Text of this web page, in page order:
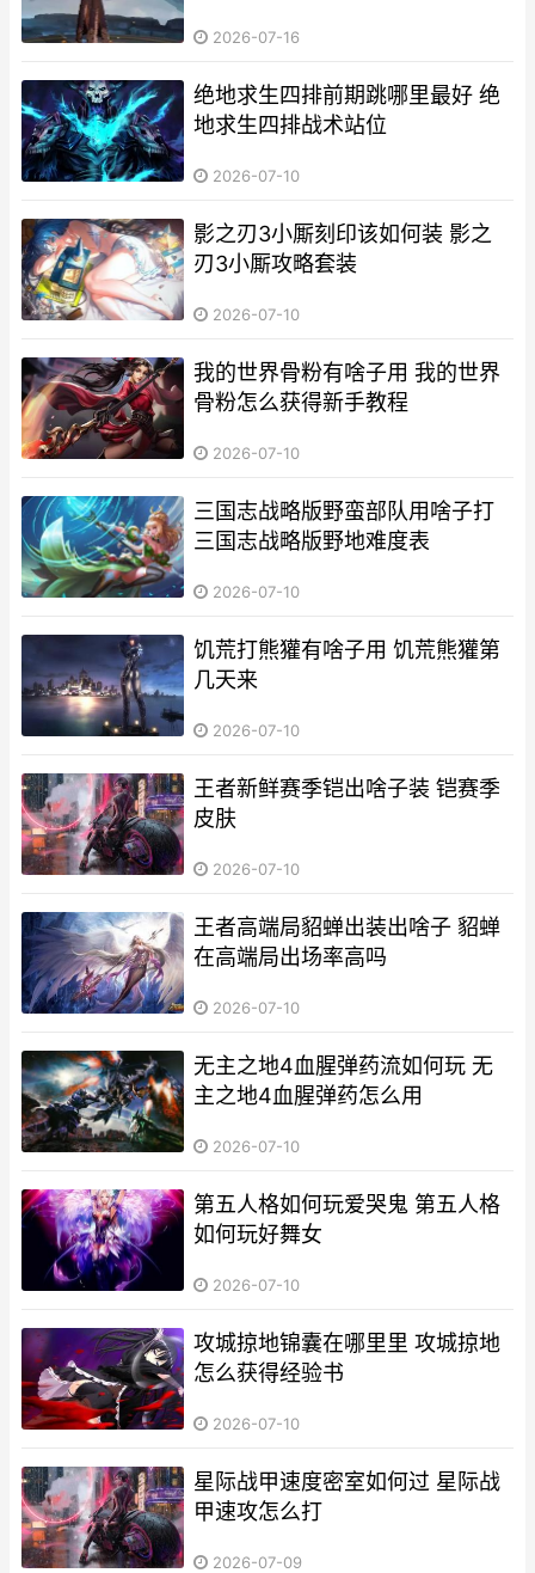
2026-07-16
绝地求生四排前期跳哪里最好 绝
地求生四排战术站位
2026-07-10
影之刃3小厮刻印该如何装 影之
刃3小厮攻略套装
2026-07-10
我的世界骨粉有啥子用 我的世界
骨粉怎么获得新手教程
2026-07-10
三国志战略版野蛮部队用啥子打
三国志战略版野地难度表
2026-07-10
饥荒打熊獾有啥子用 饥荒熊獾第
几天来
2026-07-10
王者新鲜赛季铠出啥子装 铠赛季
皮肤
2026-07-10
王者高端局貂蝉出装出啥子 貂蝉
在高端局出场率高吗
2026-07-10
无主之地4血腥弹药流如何玩 无
主之地4血腥弹药怎么用
2026-07-10
第五人格如何玩爱哭鬼 第五人格
如何玩好舞女
2026-07-10
攻城掠地锦囊在哪里里 攻城掠地
怎么获得经验书
2026-07-10
星际战甲速度密室如何过 星际战
甲速攻怎么打
2026-07-09